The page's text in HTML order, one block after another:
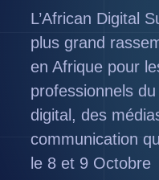
L’African Digital
plus grand
en Afrique pour
professionnels
digital, des
communication
le 8 et 9